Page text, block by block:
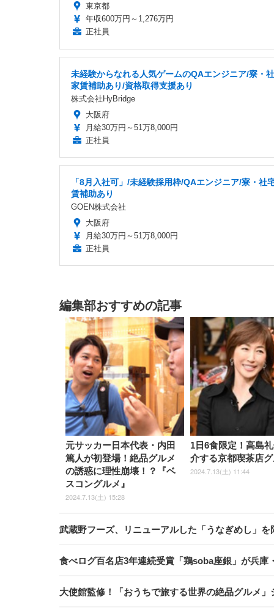
東京都
年収600万円～1,276万円
正社員
未経験からなれる人気ゲームのQAエンジニア/寮・
家賃補助あり/資格取得支援あり
株式会社HyBridge
大阪府
月給30万円～51万8,000円
正社員
「8月入社可」/未経験採用枠/QAエンジニア/寮・社
賃補助あり
GOEN株式会社
大阪府
月給30万円～51万8,000円
正社員
編集部おすすめの記事
元サッカー日本代表・内田
篤人が初登場！絶品グルメ
の誘惑に理性崩壊！？『ベ
スコングルメ』
2024.7.13(土) 15:28
1日6食限定！高島
介する京都喫茶店
2024.7.13(土) 11:44
武蔵野フーズ、リニューアルした「うなぎめし」を
食べログ百名店3年連続受賞「鶏soba座銀」が兵庫
大使館監修！「おうちで旅する世界の絶品グルメ